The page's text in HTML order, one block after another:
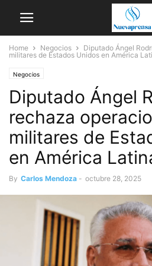
Home Negocios
Diputado Ángel
militares de Estados Unidos en América
Negocios
Diputado Ángel
rechaza
militares de
en América
By Carlos Mendoza - octubre 28, 2025